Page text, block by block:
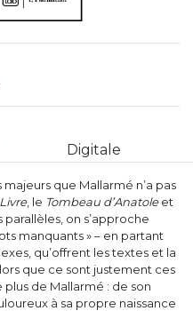
Digitale
que Mallarmé n’a pas
Livre, le Tombeau d’Anatoleet
parallèles, on s’approche
manquants » – en partant
qu’offrent les textes et la
que ce sont justement ces
de Mallarmé : de son
à sa propre naissance